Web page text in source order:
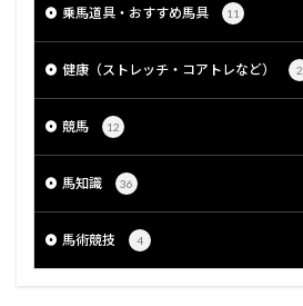
乗馬道具・おすすめ馬具 11
健康（ストレッチ・コアトレなど） 2
競馬 12
馬知識 36
馬術競技 4